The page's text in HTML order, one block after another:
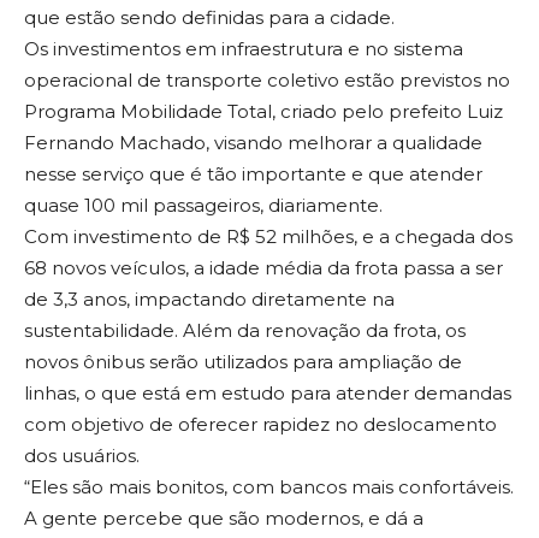
que estão sendo definidas para a cidade.
Os investimentos em infraestrutura e no sistema
operacional de transporte coletivo estão previstos no
Programa Mobilidade Total, criado pelo prefeito Luiz
Fernando Machado, visando melhorar a qualidade
nesse serviço que é tão importante e que atender
quase 100 mil passageiros, diariamente.
Com investimento de R$ 52 milhões, e a chegada dos
68 novos veículos, a idade média da frota passa a ser
de 3,3 anos, impactando diretamente na
sustentabilidade. Além da renovação da frota, os
novos ônibus serão utilizados para ampliação de
linhas, o que está em estudo para atender demandas
com objetivo de oferecer rapidez no deslocamento
dos usuários.
“Eles são mais bonitos, com bancos mais confortáveis.
A gente percebe que são modernos, e dá a